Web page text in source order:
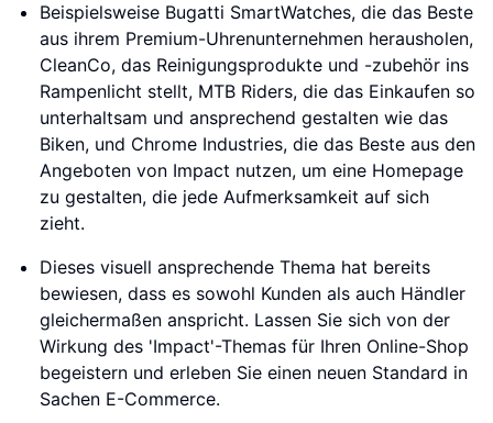
Beispielsweise Bugatti SmartWatches, die das Beste
aus ihrem Premium-Uhrenunternehmen herausholen,
CleanCo, das Reinigungsprodukte und -zubehör ins
Rampenlicht stellt, MTB Riders, die das Einkaufen so
unterhaltsam und ansprechend gestalten wie das
Biken, und Chrome Industries, die das Beste aus den
Angeboten von Impact nutzen, um eine Homepage
zu gestalten, die jede Aufmerksamkeit auf sich
zieht.
Dieses visuell ansprechende Thema hat bereits
bewiesen, dass es sowohl Kunden als auch Händler
gleichermaßen anspricht. Lassen Sie sich von der
Wirkung des 'Impact'-Themas für Ihren Online-Shop
begeistern und erleben Sie einen neuen Standard in
Sachen E-Commerce.